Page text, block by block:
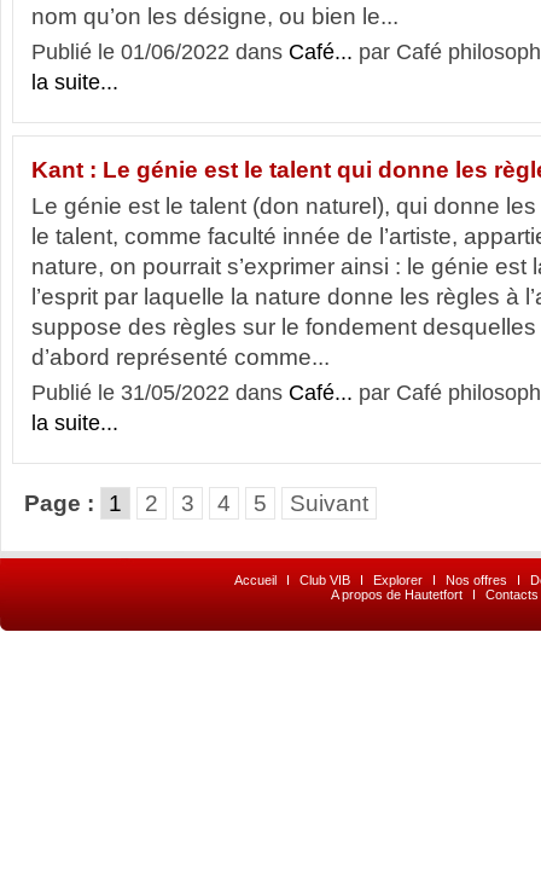
nom qu’on les désigne, ou bien le...
Publié le 01/06/2022 dans Café... par Café
la suite...
Kant : Le génie est le talent qui donne les
Le génie est le talent (don naturel), qui donne les
le talent, comme faculté innée de l’artiste,
nature, on pourrait s’exprimer ainsi : le génie est
l’esprit par laquelle la nature donne les règles à
suppose des règles sur le fondement
d’abord représenté comme...
Publié le 31/05/2022 dans Café... par Café
la suite...
Page : 1 2 3 4 5 Suivant
Accueil I Club VIB I Explorer I Nos offres I
A propos de Hautetfort
I Contacts